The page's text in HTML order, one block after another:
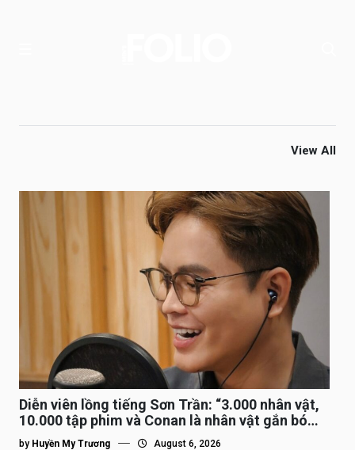
View All
Diễn viên lồng tiếng Sơn Trần: “3.000 nhân vật,
10.000 tập phim và Conan là nhân vật gắn bó
lâu nhất”
by Huyền My Trương August 6, 2026